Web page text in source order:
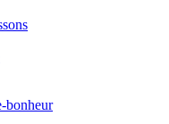
bonheur